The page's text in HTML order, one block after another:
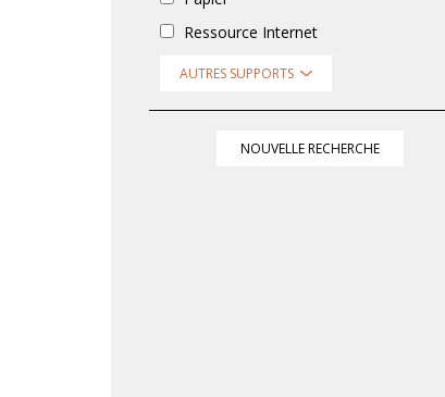
Ressource Internet
AUTRES SUPPORTS
NOUVELLE RECHERCHE